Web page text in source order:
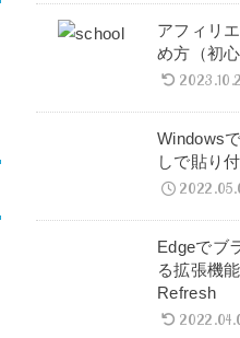
アフィリ
め方（初
Windows
しで貼り
Edgeでブ
る拡張機
Refresh